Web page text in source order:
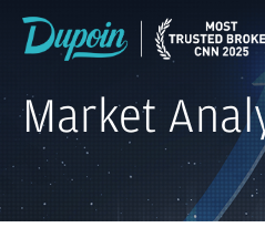
Market